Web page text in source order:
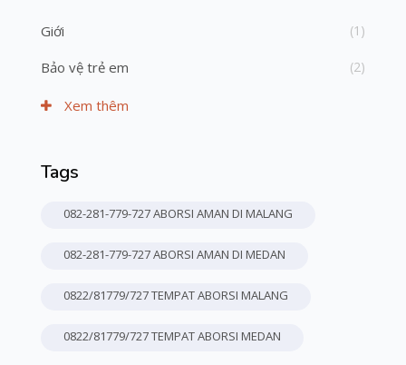
Giới (1)
Bảo vệ trẻ em (2)
Xem thêm
Bỏ qua Thẻ
Tags
082-281-779-727 ABORSI AMAN DI MALANG
082-281-779-727 ABORSI AMAN DI MEDAN
0822/81779/727 TEMPAT ABORSI MALANG
0822/81779/727 TEMPAT ABORSI MEDAN